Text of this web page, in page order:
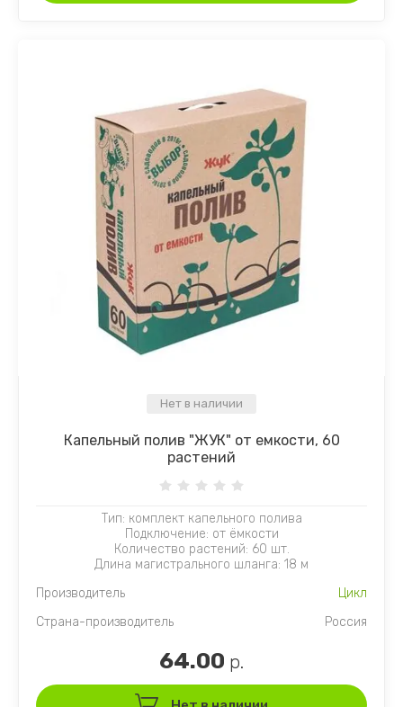
Нет в наличии
Капельный полив "ЖУК" от емкости, 60
растений
Тип: комплект капельного полива
Подключение: от ёмкости
Количество растений: 60 шт.
Длина магистрального шланга: 18 м
Производитель
Цикл
Страна-производитель
Россия
64.00 р.